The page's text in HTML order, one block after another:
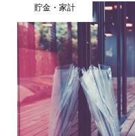
貯金・家計